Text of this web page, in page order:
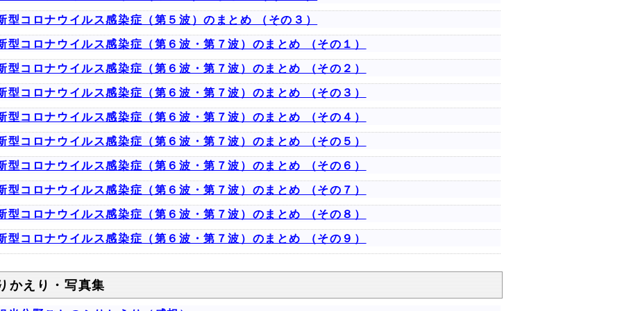
型コロナウイルス感染症（第５波）のまとめ （その３）
型コロナウイルス感染症（第６波・第７波）のまとめ （その１）
型コロナウイルス感染症（第６波・第７波）のまとめ （その２）
型コロナウイルス感染症（第６波・第７波）のまとめ （その３）
型コロナウイルス感染症（第６波・第７波）のまとめ （その４）
型コロナウイルス感染症（第６波・第７波）のまとめ （その５）
型コロナウイルス感染症（第６波・第７波）のまとめ （その６）
型コロナウイルス感染症（第６波・第７波）のまとめ （その７）
型コロナウイルス感染症（第６波・第７波）のまとめ （その８）
型コロナウイルス感染症（第６波・第７波）のまとめ （その９）
かえり・写真集